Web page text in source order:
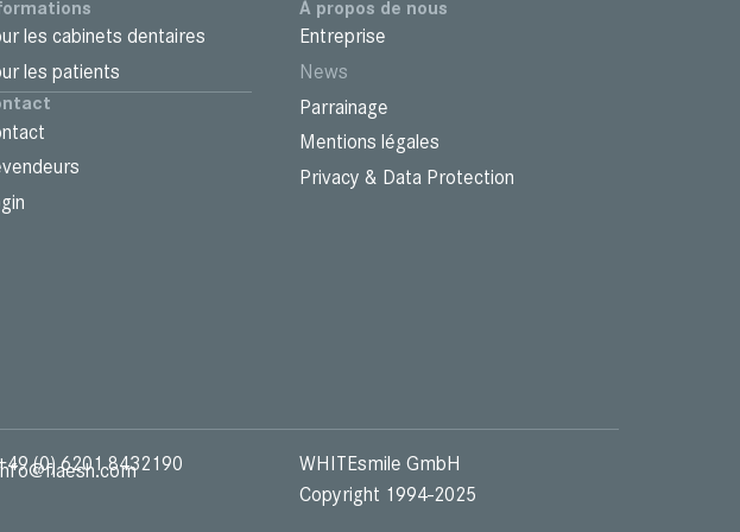
les cabinets dentaires
les patients
À propos de nous
Entreprise
News
Parrainage
Mentions légales
Privacy & Data Protection
(0) 6201 8432190
WHITEsmile GmbH
Copyright 1994-2025